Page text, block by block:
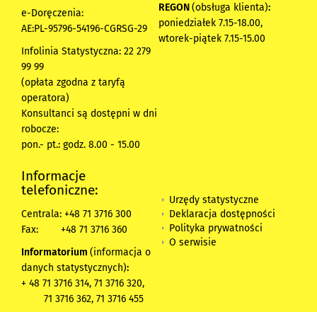
e-Doręczenia:
AE:PL-95796-54196-CGRSG-29
Infolinia Statystyczna: 22 279
99 99
(opłata zgodna z taryfą
operatora)
Konsultanci są dostępni w dni
robocze:
pon.- pt.: godz. 8.00 - 15.00
REGON(obsługa klienta):
poniedziałek 7.15-18.00,
wtorek-piątek 7.15-15.00
Informacje
telefoniczne:
Centrala: +48 71 3716 300
Fax:
+48 71 3716 360
Informatorium (informacja o
danych statystycznych):
+ 48 71 3716 314, 71 3716 320,
71 3716 362, 71 3716 455
Urzędy statystyczne
Deklaracja dostępności
Polityka prywatności
O serwisie